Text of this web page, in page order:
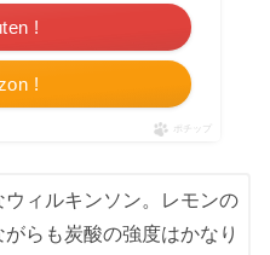
!
!
ポチップ
ウィルキンソン。レモンの
らも炭酸の強度はかなり